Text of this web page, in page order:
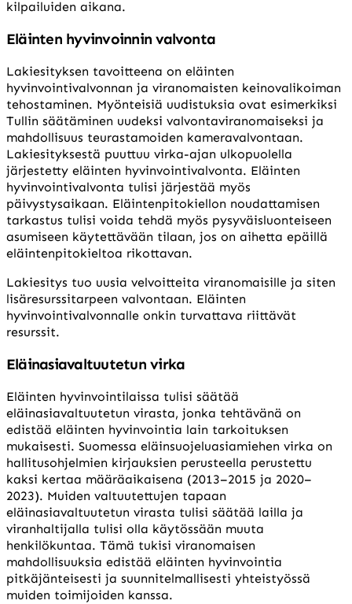
kilpailuiden aikana.
Eläinten hyvinvoinnin valvonta
Lakiesityksen tavoitteena on eläinten
hyvinvointivalvonnan ja viranomaisten keinovalikoiman
tehostaminen. Myönteisiä uudistuksia ovat esimerkiksi
Tullin säätäminen uudeksi valvontaviranomaiseksi ja
mahdollisuus teurastamoiden kameravalvontaan.
Lakiesityksestä puuttuu virka-ajan ulkopuolella
järjestetty eläinten hyvinvointivalvonta. Eläinten
hyvinvointivalvonta tulisi järjestää myös
päivystysaikaan. Eläintenpitokiellon noudattamisen
tarkastus tulisi voida tehdä myös pysyväisluonteiseen
asumiseen käytettävään tilaan, jos on aihetta epäillä
eläintenpitokieltoa rikottavan.
Lakiesitys tuo uusia velvoitteita viranomaisille ja siten
lisäresurssitarpeen valvontaan. Eläinten
hyvinvointivalvonnalle onkin turvattava riittävät
resurssit.
Eläinasiavaltuutetun virka
Eläinten hyvinvointilaissa tulisi säätää
eläinasiavaltuutetun virasta, jonka tehtävänä on
edistää eläinten hyvinvointia lain tarkoituksen
mukaisesti. Suomessa eläinsuojeluasiamiehen virka on
hallitusohjelmien kirjauksien perusteella perustettu
kaksi kertaa määräaikaisena (2013–2015 ja 2020–
2023). Muiden valtuutettujen tapaan
eläinasiavaltuutetun virasta tulisi säätää lailla ja
viranhaltijalla tulisi olla käytössään muuta
henkilökuntaa. Tämä tukisi viranomaisen
mahdollisuuksia edistää eläinten hyvinvointia
pitkäjänteisesti ja suunnitelmallisesti yhteistyössä
muiden toimijoiden kanssa.